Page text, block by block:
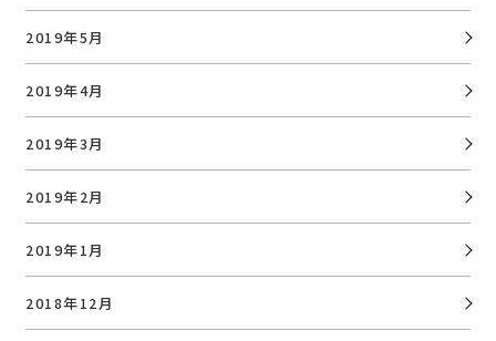
2019年5月
2019年4月
2019年3月
2019年2月
2019年1月
2018年12月